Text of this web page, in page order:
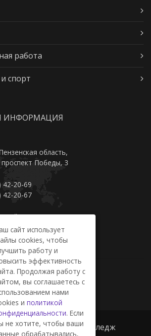
работа
спорт
ИНФОРМАЦИЯ
область,
проспект Победы, 3
42-20-69
42-20-67
college.ru
сайта
ПО "Пензенский колледж
сайт использует
cookies, чтобы
работу и
эффективность
Продолжая работу с
вы соглашаетесь с
нами
и политикой
. Если
не хотите, чтобы ваши
обрабатывались,